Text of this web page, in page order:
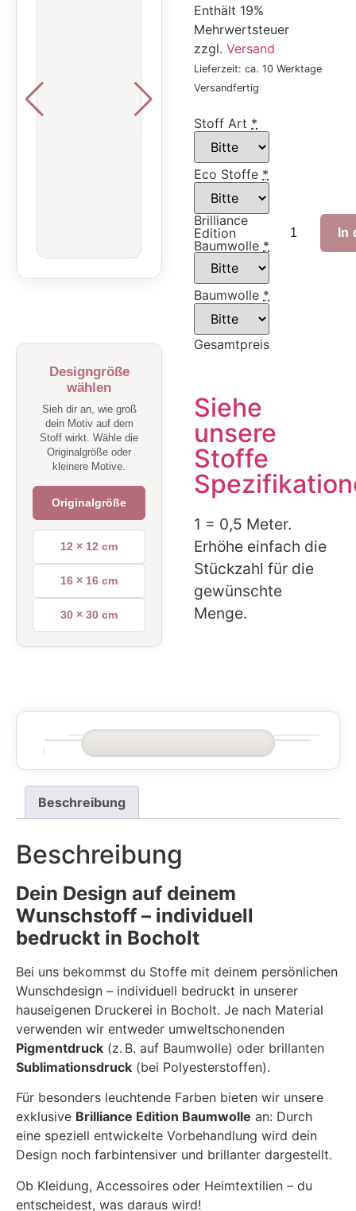
Designgröße
wählen
Sieh dir an, wie groß
dein Motiv auf dem
Stoff wirkt. Wähle die
Originalgröße oder
kleinere Motive.
Originalgröße
12 × 12 cm
16 × 16 cm
30 × 30 cm
Enthält 19%
Mehrwertsteuer
zzgl. Versand
Lieferzeit: ca. 10 Werktage
Versandfertig
Stoff Art *
Eco Stoffe *
Brilliance
Edition
Baumwolle *
Baumwolle *
Gesamtpreis
In
Siehe
unsere
Stoffe
1 = 0,5 Meter.
Erhöhe einfach die
Stückzahl für die
gewünschte
Menge.
Beschreibung
Beschreibung
Dein Design auf deinem
Wunschstoff – individuell
bedruckt in Bocholt
Bei uns bekommst du Stoffe mit deinem persönlichen
Wunschdesign – individuell bedruckt in unserer
hauseigenen Druckerei in Bocholt. Je nach Material
verwenden wir entweder umweltschonenden
Pigmentdruck (z. B. auf Baumwolle) oder brillanten
Sublimationsdruck (bei Polyesterstoffen).
Für besonders leuchtende Farben bieten wir unsere
exklusive Brilliance Edition Baumwolle an: Durch
eine speziell entwickelte Vorbehandlung wird dein
Design noch farbintensiver und brillanter dargestellt.
Ob Kleidung, Accessoires oder Heimtextilien – du
entscheidest, was daraus wird!